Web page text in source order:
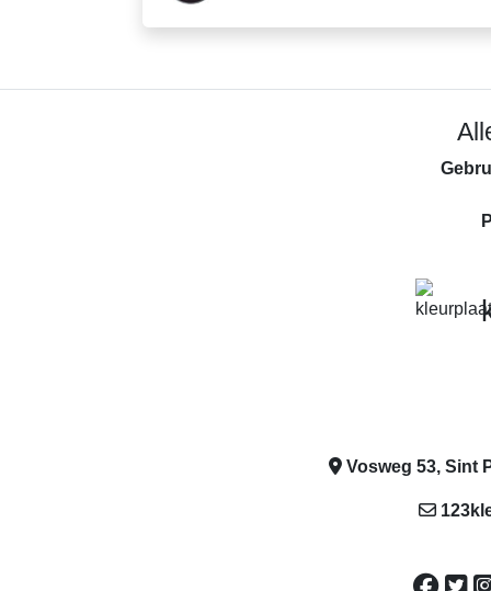
Vosweg 53, Sint